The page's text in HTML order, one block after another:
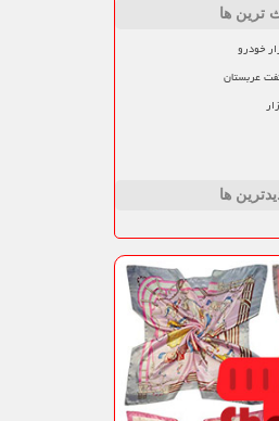
ترین ها
خودرو
عربستان
ها